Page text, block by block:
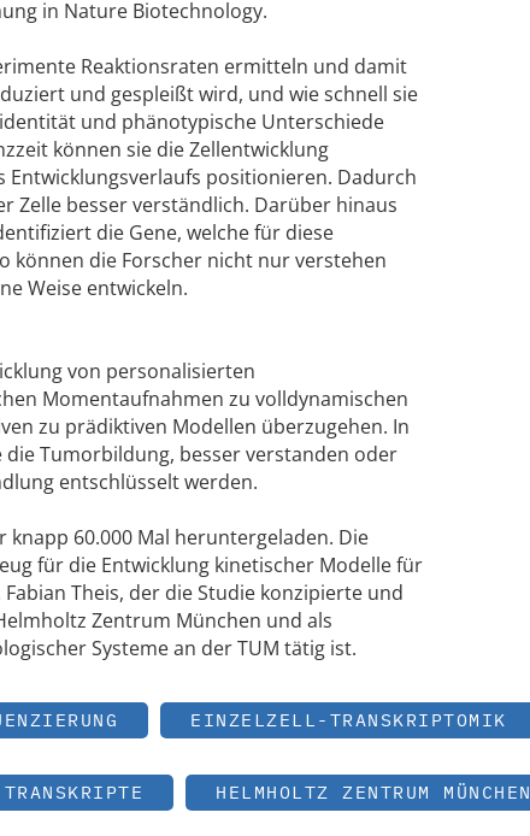
in Nature Biotechnology.
Reaktionsraten ermitteln und damit
und gespleißt wird, und wie schnell sie
und phänotypische Unterschiede
können sie die Zellentwicklung
positionieren. Dadurch
Zelle besser verständlich. Darüber hinaus
die Gene, welche für diese
können die Forscher nicht nur verstehen
Weise entwickeln.
von personalisierten
Momentaufnahmen zu volldynamischen
zu prädiktiven Modellen überzugehen. In
Tumorbildung, besser verstanden oder
entschlüsselt werden.
60.000 Mal heruntergeladen. Die
für die Entwicklung kinetischer Modelle für
Theis, der die Studie konzipierte und
Zentrum München und als
Systeme an der TUM tätig ist.
EINZELZELL-TRANSKRIPTOMIK
HELMHOLTZ ZENTRUM MÜNCHEN